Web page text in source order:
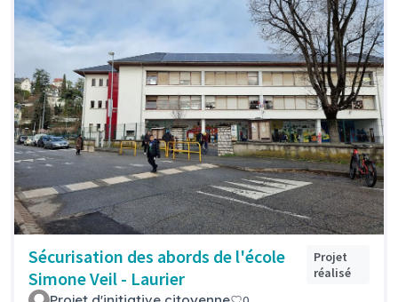
Sécurisation des abords de l'école
Simone Veil - Laurier
Projet
réalisé